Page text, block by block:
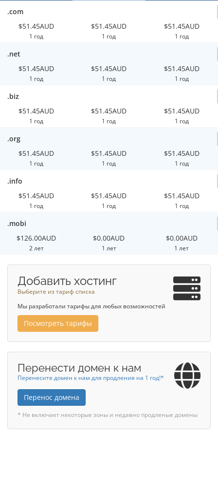
.com
$51.45AUD
1 год
$51.45AUD
1 год
$51.45AUD
1 год
.net
$51.45AUD
1 год
$51.45AUD
1 год
$51.45AUD
1 год
.biz
$51.45AUD
1 год
$51.45AUD
1 год
$51.45AUD
1 год
.org
$51.45AUD
1 год
$51.45AUD
1 год
$51.45AUD
1 год
.info
$51.45AUD
1 год
$51.45AUD
1 год
$51.45AUD
1 год
.mobi
$126.00AUD
2 лет
$0.00AUD
1 лет
$0.00AUD
1 лет
Добавить хостинг
Выберите из тариф списка
Мы разработали тарифы для любых возможностей
Посмотреть тарифы
Перенести домен к нам
Перенесите домен к нам для продления на 1 год!*
Перенос домена
* Не включает некоторые зоны и недавно продленые домены